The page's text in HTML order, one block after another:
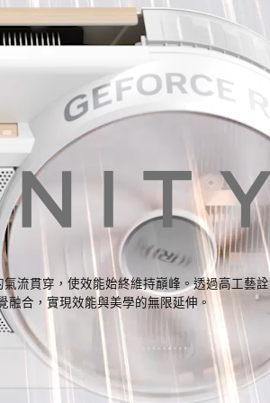
氣流貫穿，使效能始終維持巔峰。透過高工藝詮
合，實現效能與美學的無限延伸。